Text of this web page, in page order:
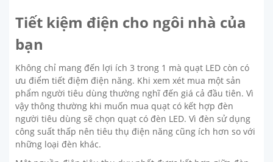
Tiết kiệm điện cho ngôi nhà của
bạn
Không chỉ mang đến lợi ích 3 trong 1 mà quạt LED còn có
ưu điểm tiết điệm điện năng. Khi xem xét mua một sản
phẩm người tiêu dùng thường nghĩ đến giá cả đầu tiên. Vì
vậy thông thường khi muốn mua quạt có kết hợp đèn
người tiêu dùng sẽ chọn quạt có đèn LED. Vì đèn sử dụng
công suất thấp nên tiêu thụ điện năng cũng ích hơn so với
những loại đèn khác.